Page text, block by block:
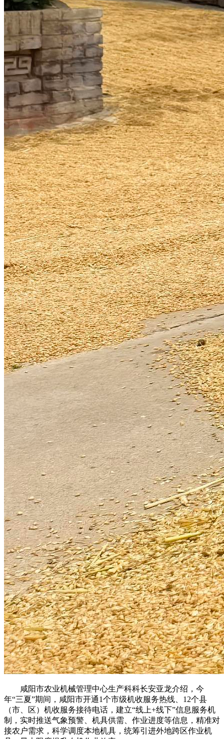
咸阳市农业机械管理中心生产科科长安亚龙介绍，今
年“三夏”期间，咸阳市开通1个市级机收服务热线、12个县
（市、区）机收服务接待电话，建立“线上+线下”信息服务机
制，实时推送气象预警、机具供需、作业进度等信息，精准对
接农户需求，科学调度本地机具，统筹引进外地跨区作业机